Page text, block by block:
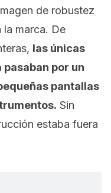
de robustez
la marca. De
las únicas
por un
pantallas
Sin
estaba fuera